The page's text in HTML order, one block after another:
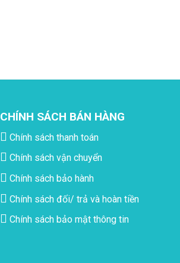
CHÍNH SÁCH BÁN HÀNG
Chính sách thanh toán
Chính sách vận chuyển
Chính sách bảo hành
Chính sách đối/ trả và hoàn tiền
Chính sách bảo mật thông tin